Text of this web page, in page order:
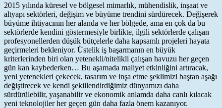
2015 yılında küresel ve bölgesel mimarlık, mühendislik, inşaat ve
altyapı sektörleri, değişim ve büyüme trendini sürdürecek. Değişerek
büyüme ihtiyacının her alanda ve her bölgede, ama en çok da bu
sektörlerde kendini göstermesiyle birlikte, ilgili sektörlerde çalışan
profesyonellerden düşük bütçelerle daha kapsamlı projeleri hayata
geçirmeleri bekleniyor. Üstelik iş başarmanın en büyük
kriterlerinden biri olan yetenekli/nitelikli çalışan havuzu her geçen
gün kan kaybederken… Bu aşamada maliyet etkinliğini artıracak,
yeni yetenekleri çekecek, tasarım ve inşa etme şeklimizi baştan aşağı
değiştirecek ve kendi şekillendirdiğimiz dünyamızı daha
sürdürülebilir, yaşanabilir ve ekonomik anlamda daha canlı kılacak
yeni teknolojiler her geçen gün daha fazla önem kazanıyor.